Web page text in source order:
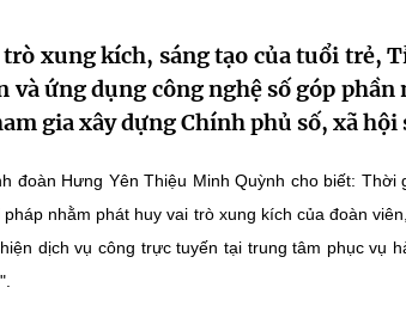
xung kích, sáng tạo của tuổi trẻ,
và ứng dụng công nghệ số góp
gia xây dựng Chính phủ số, xã hội
đoàn Hưng Yên Thiệu Minh Quỳnh cho biết:
pháp nhằm phát huy vai trò xung kích của đoàn
dịch vụ công trực tuyến tại trung tâm phục vụ